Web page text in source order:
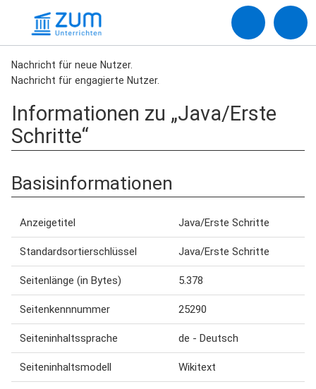
Nachricht für neue Nutzer.
Nachricht für engagierte Nutzer.
Informationen zu „Java/Erste
Schritte“
Basisinformationen
Anzeigetitel Java/Erste Schritte
Standardsortierschlüssel Java/Erste Schritte
Seitenlänge (in Bytes) 5.378
Seitenkennnummer 25290
Seiteninhaltssprache de - Deutsch
Seiteninhaltsmodell Wikitext